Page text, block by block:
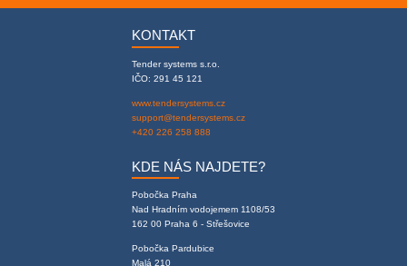
KONTAKT
Tender systems s.r.o.
IČO: 291 45 121
www.tendersystems.cz
support@tendersystems.cz
+420 226 258 888
KDE NÁS NAJDETE?
Pobočka Praha
Nad Hradním vodojemem 1108/53
162 00 Praha 6 - Střešovice
Pobočka Pardubice
Malá 210